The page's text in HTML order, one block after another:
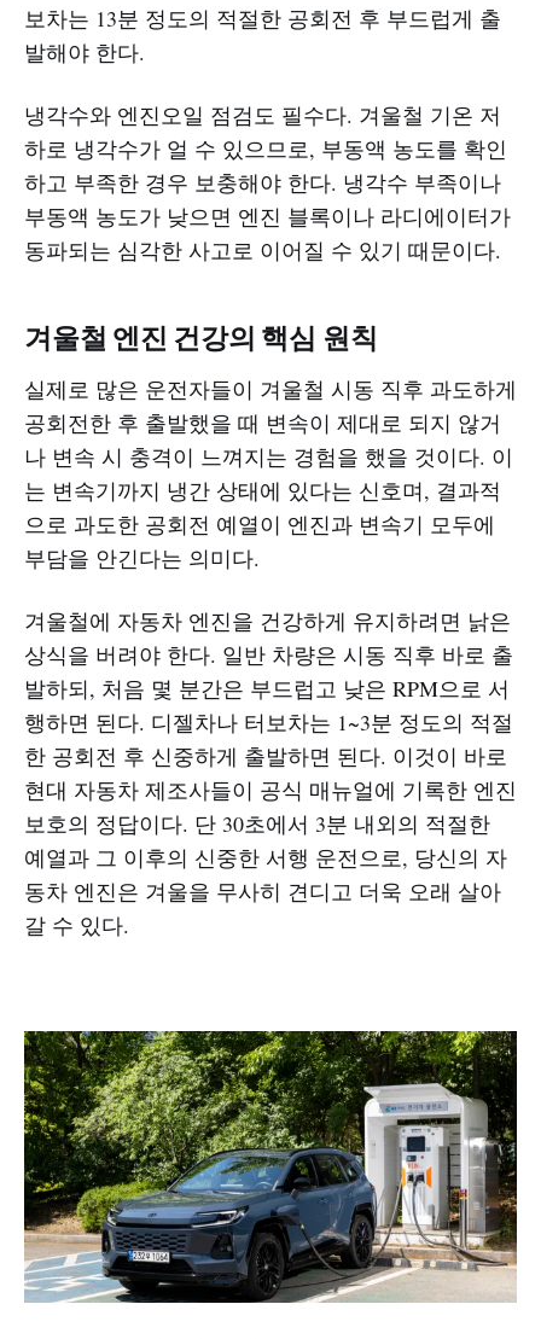
보차는 13분 정도의 적절한 공회전 후 부드럽게 출
발해야 한다.
냉각수와 엔진오일 점검도 필수다. 겨울철 기온 저
하로 냉각수가 얼 수 있으므로, 부동액 농도를 확인
하고 부족한 경우 보충해야 한다. 냉각수 부족이나
부동액 농도가 낮으면 엔진 블록이나 라디에이터가
동파되는 심각한 사고로 이어질 수 있기 때문이다.
겨울철 엔진 건강의 핵심 원칙
실제로 많은 운전자들이 겨울철 시동 직후 과도하게
공회전한 후 출발했을 때 변속이 제대로 되지 않거
나 변속 시 충격이 느껴지는 경험을 했을 것이다. 이
는 변속기까지 냉간 상태에 있다는 신호며, 결과적
으로 과도한 공회전 예열이 엔진과 변속기 모두에
부담을 안긴다는 의미다.
겨울철에 자동차 엔진을 건강하게 유지하려면 낡은
상식을 버려야 한다. 일반 차량은 시동 직후 바로 출
발하되, 처음 몇 분간은 부드럽고 낮은 RPM으로 서
행하면 된다. 디젤차나 터보차는 1~3분 정도의 적절
한 공회전 후 신중하게 출발하면 된다. 이것이 바로
현대 자동차 제조사들이 공식 매뉴얼에 기록한 엔진
보호의 정답이다. 단 30초에서 3분 내외의 적절한
예열과 그 이후의 신중한 서행 운전으로, 당신의 자
동차 엔진은 겨울을 무사히 견디고 더욱 오래 살아
갈 수 있다.